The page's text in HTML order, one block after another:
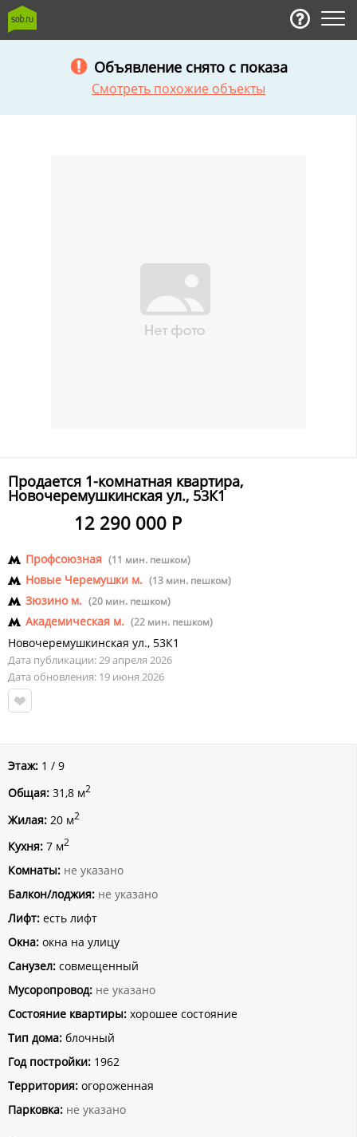
Объявление снято с показа
Смотреть похожие объекты
Продается 1-комнатная квартира,
Новочеремушкинская ул., 53К1
12 290 000 Р
Профсоюзная (11 мин. пешком)
Новые Черемушки м. (13 мин. пешком)
Зюзино м. (20 мин. пешком)
Академическая м. (22 мин. пешком)
Новочеремушкинская ул., 53К1
Дата публикации: 29 апреля 2026
Дата обновления: 19 июня 2026
Этаж: 1 / 9
Общая: 31,8 м2
Жилая: 20 м2
Кухня: 7 м2
Комнаты: не указано
Балкон/лоджия: не указано
Лифт: есть лифт
Окна: окна на улицу
Санузел: совмещенный
Мусоропровод: не указано
Состояние квартиры: хорошее состояние
Тип дома: блочный
Год постройки: 1962
Территория: огороженная
Парковка: не указано